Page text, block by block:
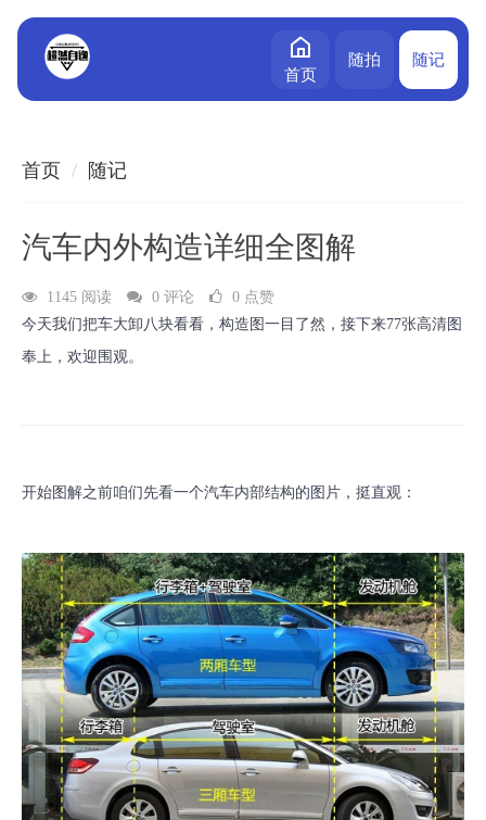
首页
随拍 随记
首页 随记
汽车内外构造详细全图解
1145 阅读 0 评论
0 点赞
今天我们把车大卸八块看看，构造图一目了然，接下来77张高清图
奉上，欢迎围观。
开始图解之前咱们先看一个汽车内部结构的图片，挺直观：